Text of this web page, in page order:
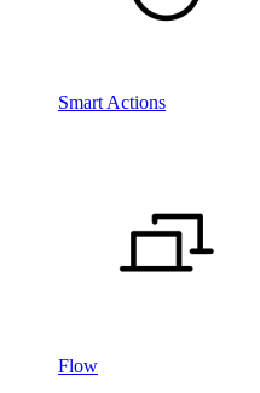
Smart Actions
Flow